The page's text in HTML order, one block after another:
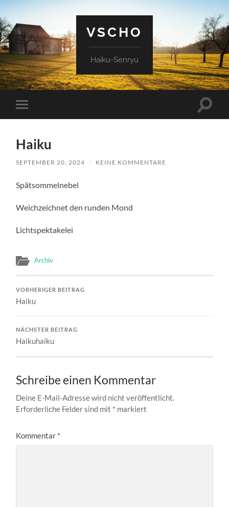
VSCHO
Haiku-Senryu
Mobile-
Menü
Haiku
SEPTEMBER 20, 2024 / KEINE KOMMENTARE
Spätsommelnebel
Weichzeichnet den runden Mond
Lichtspektakelei
Archiv
VORHERIGER BEITRAG
Haiku
NÄCHSTER BEITRAG
Haikuhaiku
Schreibe einen Kommentar
Deine E-Mail-Adresse wird nicht veröffentlicht.
Erforderliche Felder sind mit * markiert
Kommentar *